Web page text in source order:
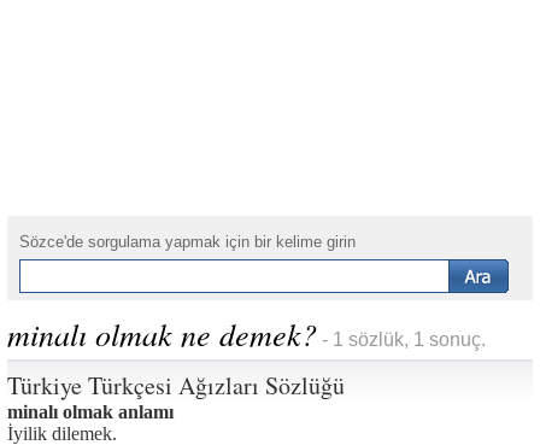
Sözce'de sorgulama yapmak için bir kelime girin
minalı olmak ne demek? - 1 sözlük, 1 sonuç.
Türkiye Türkçesi Ağızları Sözlüğü
minalı olmak anlamı
İyilik dilemek.